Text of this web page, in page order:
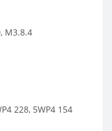
M3.8.4
228, 5WP4 154